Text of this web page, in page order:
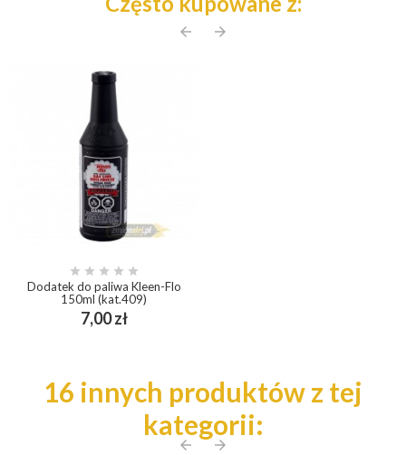
arrow_back arrow_forward
    
Dodatek do paliwa Kleen-Flo
150ml (kat.409)
7,00 złCena
16 innych produktów z tej
kategorii:
arrow_back arrow_forward